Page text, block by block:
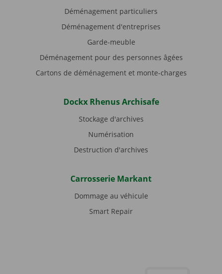
Déménagement particuliers
Déménagement d'entreprises
Garde-meuble
Déménagement pour des personnes âgées
Cartons de déménagement et monte-charges
Dockx Rhenus Archisafe
Stockage d'archives
Numérisation
Destruction d'archives
Carrosserie Markant
Dommage au véhicule
Smart Repair